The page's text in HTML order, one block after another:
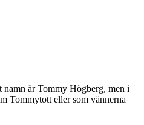
är Tommy Högberg, men i
Tommytott eller som vännerna